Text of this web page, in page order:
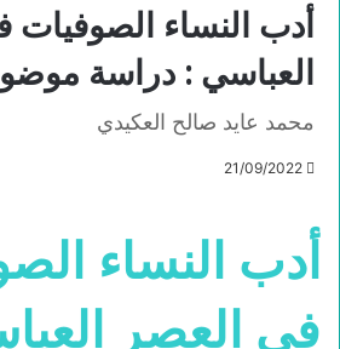
أدب النساء الصوفيات
العباسي : دراسة
محمد عايد صالح العكيدي
21/09/2022
أدب النساء
في العصر